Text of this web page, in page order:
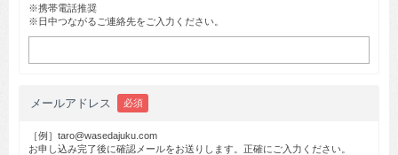
※携帯電話推奨
※日中つながるご連絡先をご入力ください。
メールアドレス 必須
［例］taro@wasedajuku.com
お申し込み完了後に確認メールをお送りします。正確にご入力ください。